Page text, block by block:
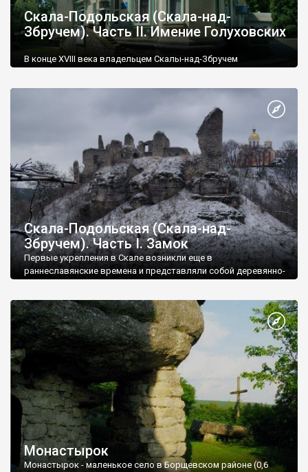
Скала-Подольская (Скала-над-
Збручем). Часть ІІ. Имение Голуховских
В конце XVIII века владельцем Скалы-над-Збручем
свою резиденцию на южной окраине города. Вокруг
резиденции на основе природного лесного массива
разбивается большой парк, который и сегодня поражает
нечастых туристов. Парк занимает территорию в 26
гектаров, на которой произрастает около 110 видов
деревьев и кустарников.
Скала-Подольская (Скала-над-
Збручем). Часть І. Замок
Первые укрепления в Скале возникли еще в
раннеславянские времена и представляли собой деревянно-
князья Кориатовичи, владевшие Подольем с 1331 года,
построили каменную крепость. В то время Скала-над-
Збручем наряду с Каменцем, Червоногрудом, Бакотой и
Брацлавом считалась одним из крупнейших, укрепленных
городов Подолья. В конце XIV века подольские земли
перешли к князю Витовту, а в 1443 - в собственность
польского короля.
Монастырок
Монастырок - маленькое село в Борщевском районе (0,6